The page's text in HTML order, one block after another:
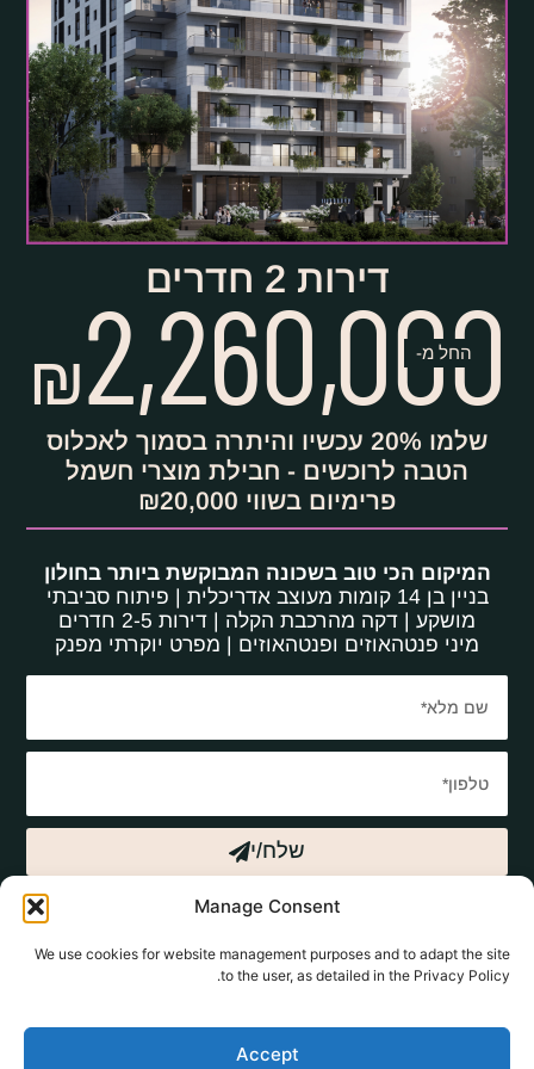
Manage Consent
We use cookies for website management purposes and to adapt the site
to the user, as detailed in the Privacy Policy.
Accept
דירות 2 חדרים
₪2,260,000
החל מ-
שלמו 20% עכשיו והיתרה בסמוך לאכלוס
הטבה לרוכשים - חבילת מוצרי חשמל
פרימיום בשווי ₪20,000
המיקום הכי טוב בשכונה המבוקשת ביותר בחולון
בניין בן 14 קומות מעוצב אדריכלית | פיתוח סביבתי
מושקע | דקה מהרכבת הקלה | דירות 2-5 חדרים
מיני פנטהאוזים ופנטהאוזים | מפרט יוקרתי מפנק
הנני מאשר/ת קבלת דברי פרסום על פרויקטים ומבצעים בעתיד
באמצעות SMS או במייל וזאת גם אם נרשמתי למאגר "אל תתקשרו אלי"
שלח/י